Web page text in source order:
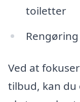
toiletter
Ved at
tilbud, kan